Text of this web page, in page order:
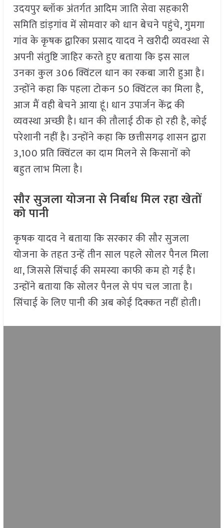
उदयपुर ब्लॉक अंतर्गत आदिम जाति सेवा सहकारी
समिति डांड़गांव में सोमवार को धान बेचने पहुंचे, गुमगा
गांव के कृषक द्वारिका प्रसाद यादव ने खरीदी व्यवस्था से
अपनी संतुष्टि जाहिर करते हुए बताया कि इस साल
उनका कुल 306 क्विंटल धान का रकबा जारी हुआ है।
उन्होंने कहा कि पहला टोकन 50 क्विंटल का मिला है,
आज मैं वही बेचने आया हूं। धान उपार्जन केंद्र की
व्यवस्था अच्छी है। धान की तौलाई ठीक हो रही है, कोई
परेशानी नहीं है। उन्होंने कहा कि छत्तीसगढ़ शासन द्वारा
3,100 प्रति क्विंटल का दाम मिलने से किसानों को
बहुत लाभ मिला है।
सौर सुजला योजना से निर्बाध मिल रहा खेतों
को पानी
कृषक यादव ने बताया कि सरकार की सौर सुजला
योजना के तहत उन्हें तीन साल पहले सोलर पैनल मिला
था, जिससे सिंचाई की समस्या काफी कम हो गई है।
उन्होंने बताया कि सोलर पैनल से पंप चल जाता है।
सिंचाई के लिए पानी की अब कोई दिक्कत नहीं होती।